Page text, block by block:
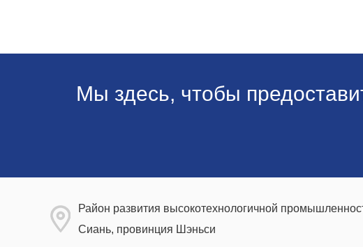
Мы здесь, чтобы
Район развития высокотехнологичной
Сиань, провинция Шэньси